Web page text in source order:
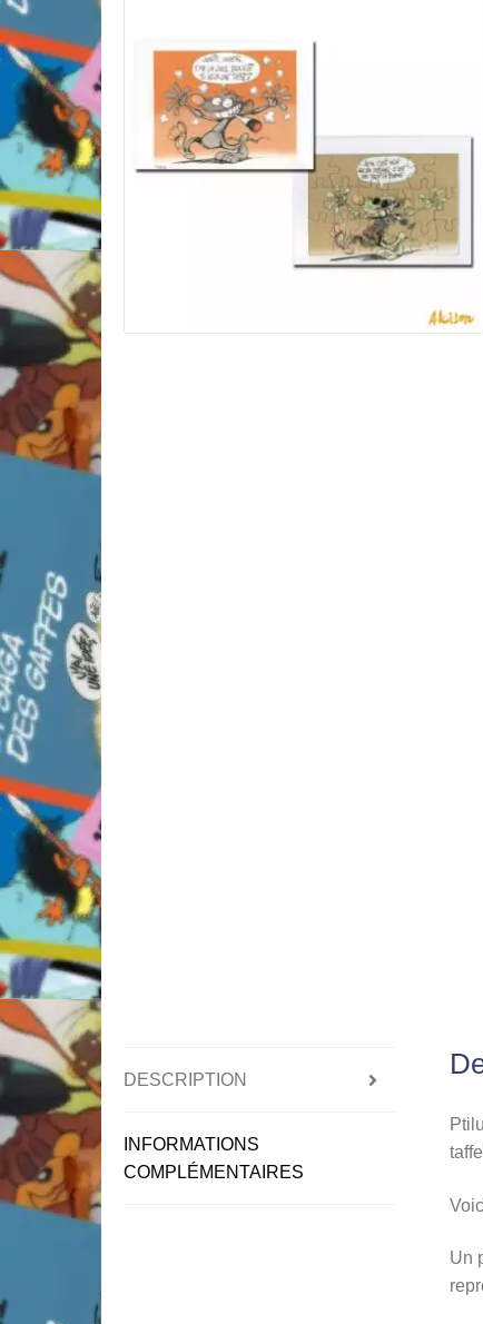
DESCRIPTION
INFORMATIONS
COMPLÉMENTAIRES
Un